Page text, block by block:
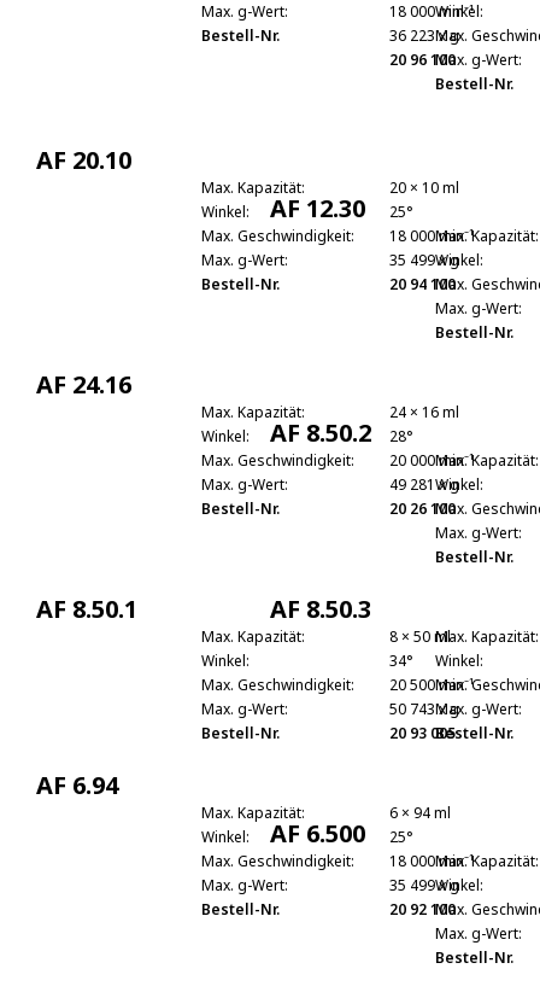
Max. g-Wert:
Bestell-Nr.
18 000 min⁻¹
36 223 x g
20 96 100
Winkel:
Max.
Max. g-Wert:
Bestell-Nr.
AF 20.10
Max. Kapazität:
Winkel:
Max. Geschwindigkeit:
Max. g-Wert:
Bestell-Nr.
20 × 10 ml
25°
18 000 min⁻¹
35 499 x g
20 94 100
AF 12.30
Max. Kapazität:
Winkel:
Max.
Max. g-Wert:
Bestell-Nr.
AF 24.16
Max. Kapazität:
Winkel:
Max. Geschwindigkeit:
Max. g-Wert:
Bestell-Nr.
24 × 16 ml
28°
20 000 min⁻¹
49 281 x g
20 26 100
AF 8.50.2
Max. Kapazität:
Winkel:
Max.
Max. g-Wert:
Bestell-Nr.
AF 8.50.1
Max. Kapazität:
Winkel:
Max. Geschwindigkeit:
Max. g-Wert:
Bestell-Nr.
8 × 50 ml
34°
20 500 min⁻¹
50 743 x g
20 93 005
AF 8.50.3
Max. Kapazität:
Winkel:
Max.
Max. g-Wert:
Bestell-Nr.
AF 6.94
Max. Kapazität:
Winkel:
Max. Geschwindigkeit:
Max. g-Wert:
Bestell-Nr.
6 × 94 ml
25°
18 000 min⁻¹
35 499 x g
20 92 100
AF 6.500
Max. Kapazität:
Winkel:
Max.
Max. g-Wert:
Bestell-Nr.